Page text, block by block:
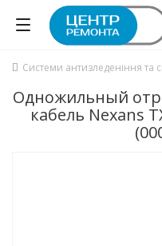
Системи антизледеніння та
Одножильный
кабель Nexans